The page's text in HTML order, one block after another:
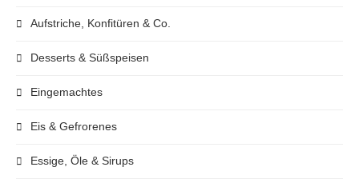
Aufstriche, Konfitüren & Co.
Desserts & Süßspeisen
Eingemachtes
Eis & Gefrorenes
Essige, Öle & Sirups